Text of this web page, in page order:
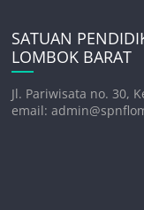
SATUAN
LOMBOK BARAT
Jl. Pariwisata no. 30,
email: